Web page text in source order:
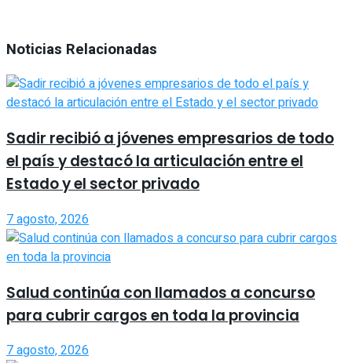
Noticias Relacionadas
Sadir recibió a jóvenes empresarios de todo
el país y destacó la articulación entre el
Estado y el sector privado
7 agosto, 2026
Salud continúa con llamados a concurso
para cubrir cargos en toda la provincia
7 agosto, 2026